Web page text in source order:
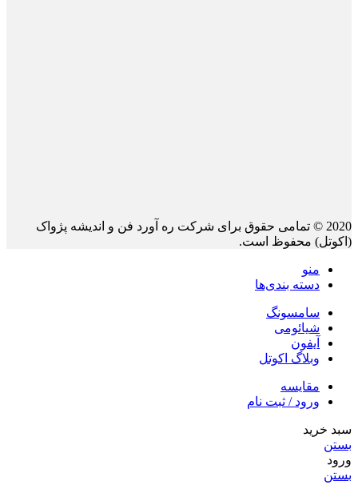
2020 © تمامی حقوق برای شرکت ره آورد فن و اندیشه پژواک
(اکوتل) محفوظ است.
منو
دسته بندی‌ها
سامسونگ
شیائومی
آیفون
وبلاگ اکوتل
مقايسه
ورود / ثبت نام
سبد خرید
بستن
ورود
بستن